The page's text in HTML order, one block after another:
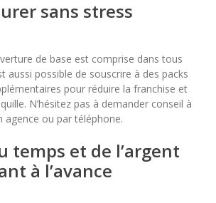
sans stress
de base est comprise dans tous
aussi possible de souscrire à des packs
pour réduire la franchise et
N’hésitez pas à demander conseil à
agence ou par téléphone.
temps et de l’argent
à l’avance